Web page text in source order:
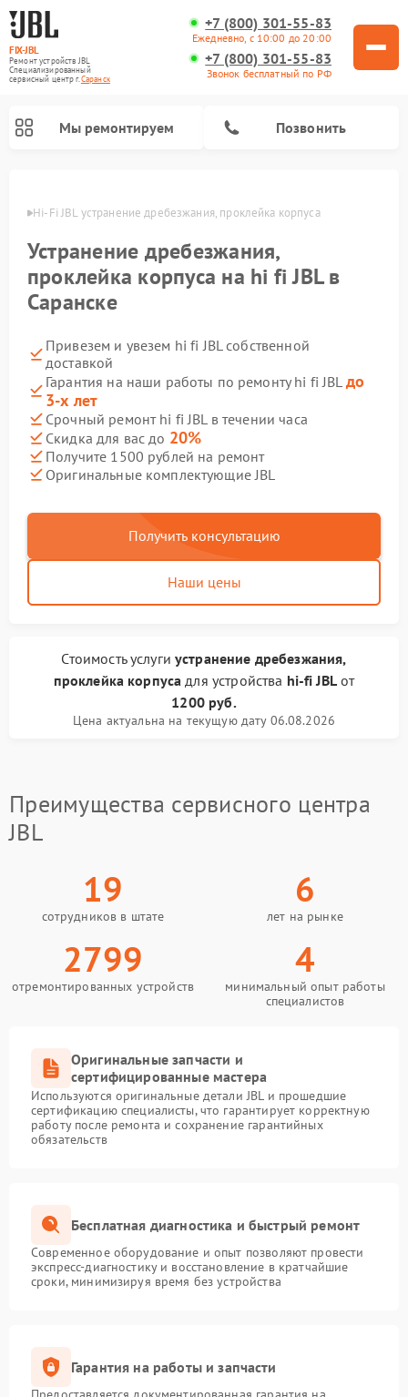
FIX-JBL
Ремонт устройств JBL
Специализированный
cервисный центр г.Саранск
+7 (800) 301-55-83
Ежедневно, с 10:00 до 20:00
+7 (800) 301-55-83
Звонок бесплатный по РФ
Мы ремонтируем Позвонить
Hi-Fi JBL устранение дребезжания, проклейка корпуса
Устранение дребезжания,
проклейка корпуса на hi fi JBL в
Саранске
Привезем и увезем hi fi JBL собственной
доставкой
Гарантия на наши работы по ремонту hi fi JBL до
3-х лет
Срочный ремонт hi fi JBL в течении часа
Скидка для вас до 20%
Получите 1500 рублей на ремонт
Оригинальные комплектующие JBL
Получить консультацию
Наши цены
Стоимость услугиустранение дребезжания,
проклейка корпуса для устройства hi-fi JBLот
1200 руб.
Цена актуальна на текущую дату 06.08.2026
Преимущества сервисного центра
JBL
19
сотрудников в штате
6
лет на рынке
2799
отремонтированных устройств
4
минимальный опыт работы
специалистов
Оригинальные запчасти и
сертифицированные мастера
Используются оригинальные детали JBL и прошедшие
сертификацию специалисты, что гарантирует корректную
работу после ремонта и сохранение гарантийных
обязательств
Бесплатная диагностика и быстрый ремонт
Современное оборудование и опыт позволяют провести
экспресс-диагностику и восстановление в кратчайшие
сроки, минимизируя время без устройства
Гарантия на работы и запчасти